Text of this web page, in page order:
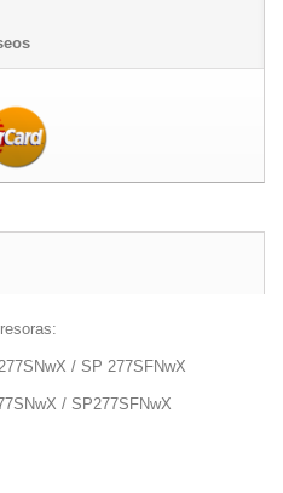
/ SP 277SFNwX
/ SP277SFNwX